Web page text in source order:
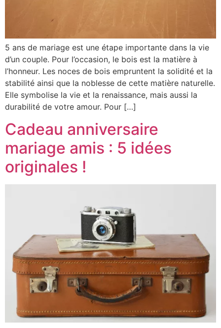
5 ans de mariage est une étape importante dans la vie
d’un couple. Pour l’occasion, le bois est la matière à
l’honneur. Les noces de bois empruntent la solidité et la
stabilité ainsi que la noblesse de cette matière naturelle.
Elle symbolise la vie et la renaissance, mais aussi la
durabilité de votre amour. Pour […]
Cadeau anniversaire
mariage amis : 5 idées
originales !